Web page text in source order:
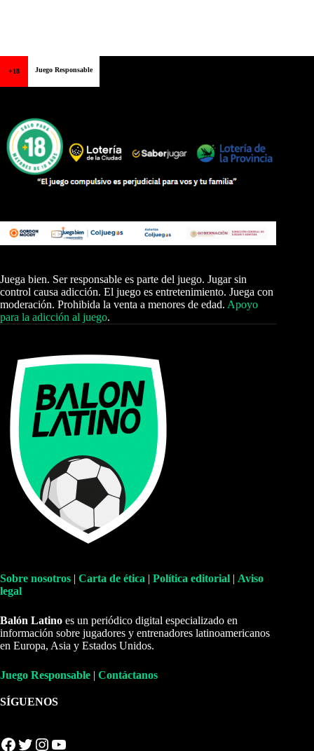
+18 Juego Responsable
Juega bien. Ser responsable es parte del juego. Jugar sin
control causa adicción. El juego es entretenimiento. Juega con
moderación. Prohibida la venta a menores de edad. Apoyo
para la adicción al juego.
Sobre nosotros | Carta de ética | Política editorial | Aviso
legal
Balón Latino es un periódico digital especializado en
información sobre jugadores y entrenadores latinoamericanos
en Europa, Asia y Estados Unidos.
Juego Responsable | Contáctanos
SÍGUENOS
Facebook Twitter Instagram YouTube